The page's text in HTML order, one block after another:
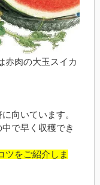
赤肉の大玉スイカ
向いています。
で早く収穫でき
ツをご紹介しま